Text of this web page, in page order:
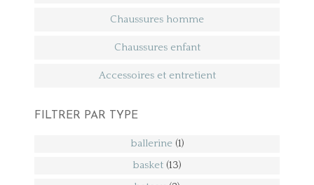
Chaussures homme
Chaussures enfant
Accessoires et entretient
FILTRER PAR TYPE
ballerine (1)
basket (13)